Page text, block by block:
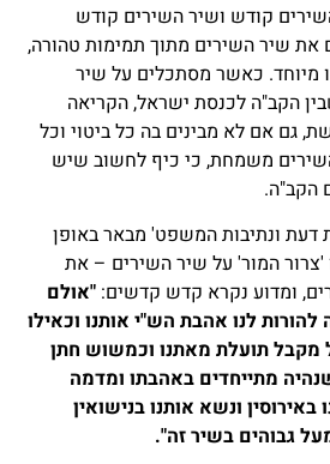
קודש ושיר השירים קודש
שיר השירים מתוך תמימות טהורה,
כאשר מסתכלים על שיר
הקב"ה לכנסת ישראל, הקריאה
גם אם לא מבינים בה כל ביטוי וכל
משמחת, כי כיף לחשוב שיש
הקב"ה.
דעת ונתיבות המשפט' מבאר באופן
המור' על שיר השירים – את
ומדוע נקרא קדש קדשים:"אולם
לנו אהבת הש"י אותנו וכאילו
מקבל תועלת מאתנו וכמשוש חתן
מתייחדים באהבתו ומדמה
ונשא אותנו בנישואין
גבוהים בשיר זה".